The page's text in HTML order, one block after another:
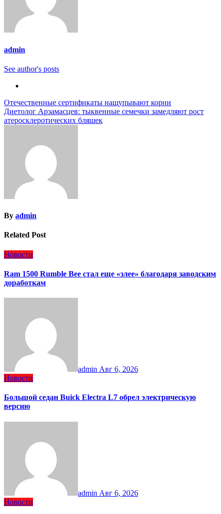
admin
See author's posts
Навигация
по
Отечественные сертификаты нащупывают корни
Диетолог Арзамасцев: тыквенные семечки замедляют рост
атеросклеротических бляшек
By admin
Related Post
Новости
Ram 1500 Rumble Bee стал еще «злее» благодаря заводским
доработкам
admin Авг 6, 2026
Новости
Большой седан Buick Electra L7 обрел электрическую
версию
admin Авг 6, 2026
Новости